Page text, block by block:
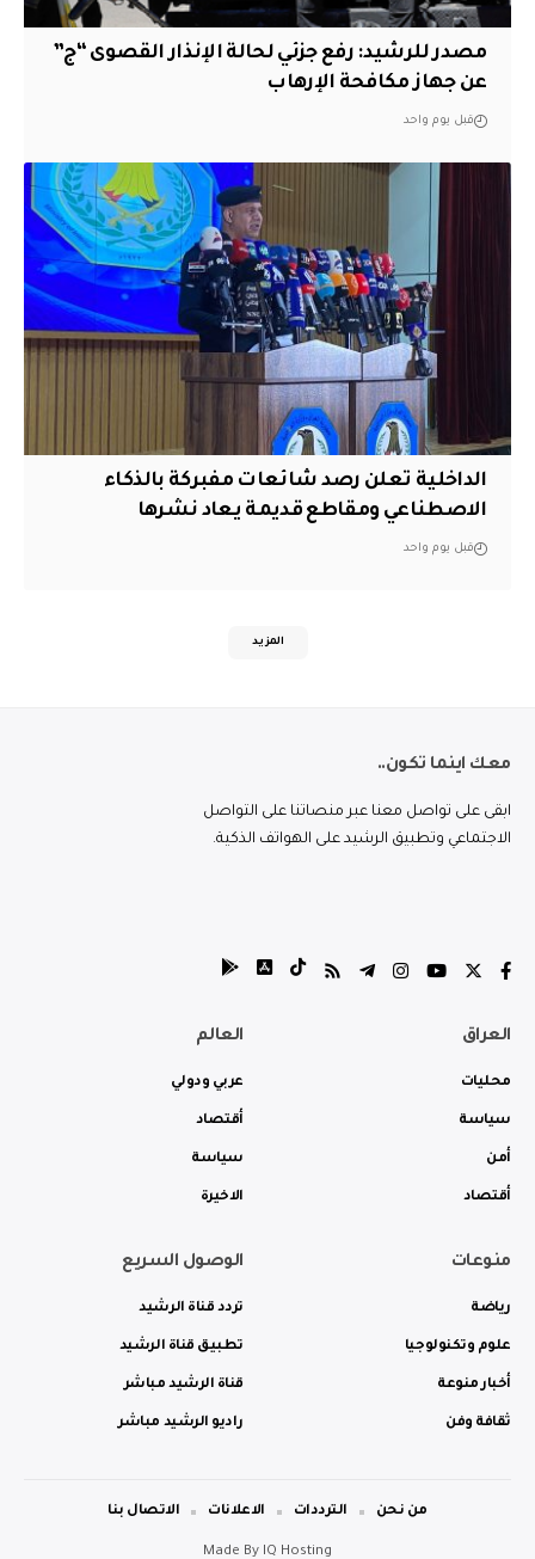
مصدر للرشيد: رفع جزئي لحالة الإنذار القصوى “ج”
عن جهاز مكافحة الإرهاب
قبل يوم واحد
الداخلية تعلن رصد شائعات مفبركة بالذكاء
الاصطناعي ومقاطع قديمة يعاد نشرها
قبل يوم واحد
المزيد
معك اينما تكون..
ابقى على تواصل معنا عبر منصاتنا على التواصل
الاجتماعي وتطبيق الرشيد على الهواتف الذكية.
العراق
محليات
سياسة
أمن
أقتصاد
العالم
عربي ودولي
أقتصاد
سياسة
الاخيرة
منوعات
رياضة
علوم وتكنولوجيا
أخبار منوعة
ثقافة وفن
الوصول السريع
تردد قناة الرشيد
تطبيق قناة الرشيد
قناة الرشيد مباشر
راديو الرشيد مباشر
Made By IQ Hosting
من نحن الترددات الاعلانات الاتصال بنا